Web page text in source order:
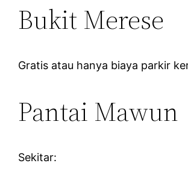
Bukit Merese
Gratis atau hanya biaya parkir
Pantai Mawun
Sekitar: